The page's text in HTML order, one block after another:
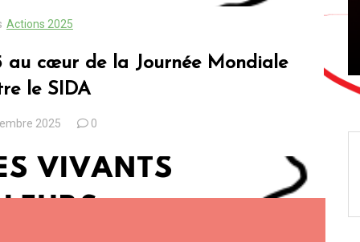
Actions 2025
au cœur de la Journée Mondiale
le SIDA
2025 0